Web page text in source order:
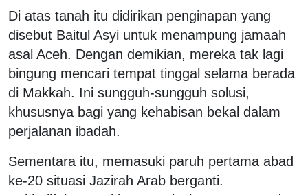
Di atas tanah itu didirikan penginapan yang
disebut Baitul Asyi untuk menampung jamaah
asal Aceh. Dengan demikian, mereka tak lagi
bingung mencari tempat tinggal selama berada
di Makkah. Ini sungguh-sungguh solusi,
khususnya bagi yang kehabisan bekal dalam
perjalanan ibadah.
Sementara itu, memasuki paruh pertama abad
ke-20 situasi Jazirah Arab berganti.